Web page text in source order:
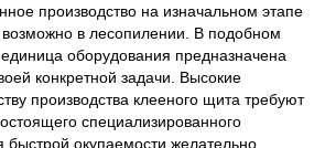
производство на изначальном этапе
возможно в лесопилении. В подобном
оборудования предназначена
конкретной задачи. Высокие
производства клееного щита требуют
специализированного
быстрой окупаемости желательно